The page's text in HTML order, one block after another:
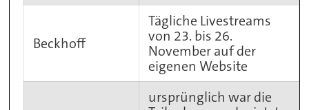
Beckhoff
Tägliche Livestreams
von 23. bis 26.
November auf der
eigenen Website
ursprünglich war die